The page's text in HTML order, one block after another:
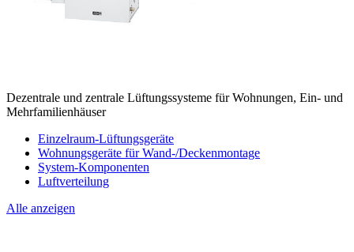
Dezentrale und zentrale Lüftungssysteme für Wohnungen, Ein- und
Mehrfamilienhäuser
Einzelraum-Lüftungsgeräte
Wohnungsgeräte für Wand-/Deckenmontage
System-Komponenten
Luftverteilung
Alle anzeigen